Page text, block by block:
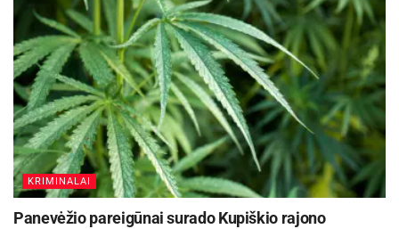
KRIMINALAI
Panevėžio pareigūnai surado Kupiškio rajono